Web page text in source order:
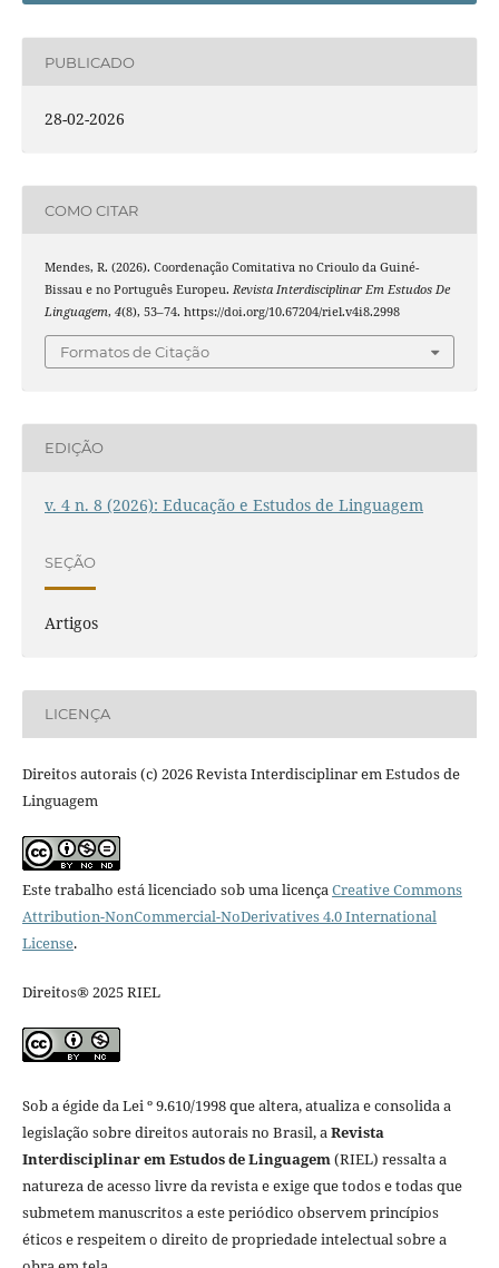
PUBLICADO
28-02-2026
COMO CITAR
Mendes, R. (2026). Coordenação Comitativa no Crioulo da Guiné-
Bissau e no Português Europeu. Revista Interdisciplinar Em Estudos De
Linguagem, 4(8), 53–74. https://doi.org/10.67204/riel.v4i8.2998
Formatos de Citação
EDIÇÃO
v. 4 n. 8 (2026): Educação e Estudos de Linguagem
SEÇÃO
Artigos
LICENÇA
Direitos autorais (c) 2026 Revista Interdisciplinar em Estudos de
Linguagem
Este trabalho está licenciado sob uma licençaCreative Commons
Attribution-NonCommercial-NoDerivatives 4.0 International
License.
Direitos® 2025 RIEL
Sob a égide da Lei º 9.610/1998 que altera, atualiza e consolida a
legislação sobre direitos autorais no Brasil, aRevista
Interdisciplinar em Estudos de Linguagem(RIEL) ressalta a
natureza de acesso livre da revista e exige que todos e todas que
submetem manuscritos a este periódico observem princípios
éticos e respeitem o direito de propriedade intelectual sobre a